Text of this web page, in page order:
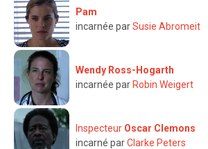
Pam
incarnée parSusie Abromeit
Wendy Ross-Hogarth
incarnée par Robin Weigert
Inspecteur Oscar Clemons
incarné parClarke Peters